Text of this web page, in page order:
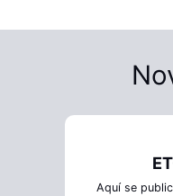
Aquí se